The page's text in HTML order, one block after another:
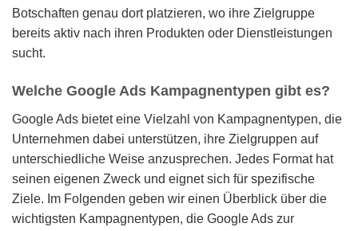
Botschaften genau dort platzieren, wo ihre Zielgruppe
bereits aktiv nach ihren Produkten oder Dienstleistungen
sucht.
Welche Google Ads Kampagnentypen gibt es?
Google Ads bietet eine Vielzahl von Kampagnentypen, die
Unternehmen dabei unterstützen, ihre Zielgruppen auf
unterschiedliche Weise anzusprechen. Jedes Format hat
seinen eigenen Zweck und eignet sich für spezifische
Ziele. Im Folgenden geben wir einen Überblick über die
wichtigsten Kampagnentypen, die Google Ads zur